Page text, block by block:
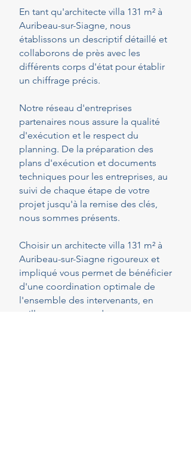
En tant qu'architecte villa 131 m² à
Auribeau-sur-Siagne, nous
établissons un descriptif détaillé et
collaborons de près avec les
différents corps d'état pour établir
un chiffrage précis.
Notre réseau d'entreprises
partenaires nous assure la qualité
d'exécution et le respect du
planning. De la préparation des
plans d'exécution et documents
techniques pour les entreprises, au
suivi de chaque étape de votre
projet jusqu'à la remise des clés,
nous sommes présents.
Choisir un architecte villa 131 m² à
Auribeau-sur-Siagne rigoureux et
impliqué vous permet de bénéficier
d'une coordination optimale de
l'ensemble des intervenants, en
veillant au respect de vos attentes,